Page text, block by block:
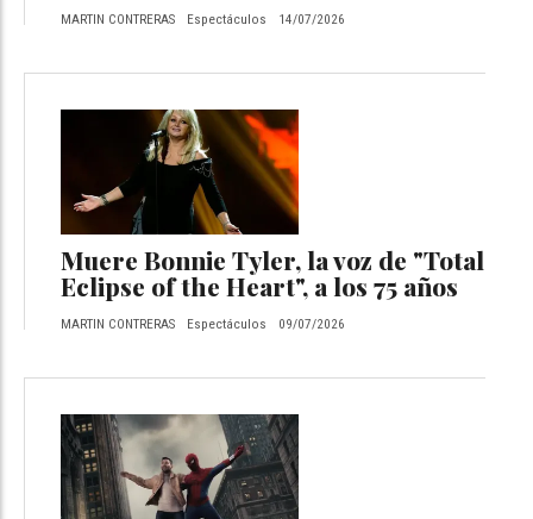
MARTIN CONTRERAS Espectáculos 14/07/2026
Muere Bonnie Tyler, la voz de "Total
Eclipse of the Heart", a los 75 años
MARTIN CONTRERAS Espectáculos 09/07/2026